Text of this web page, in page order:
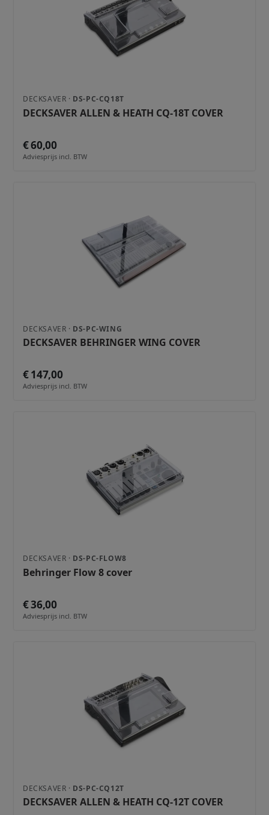
DECKSAVER · DS-PC-CQ18T
DECKSAVER ALLEN & HEATH CQ-18T COVER
€ 60,00
Adviesprijs incl. BTW
DECKSAVER · DS-PC-WING
DECKSAVER BEHRINGER WING COVER
€ 147,00
Adviesprijs incl. BTW
DECKSAVER · DS-PC-FLOW8
Behringer Flow 8 cover
€ 36,00
Adviesprijs incl. BTW
DECKSAVER · DS-PC-CQ12T
DECKSAVER ALLEN & HEATH CQ-12T COVER